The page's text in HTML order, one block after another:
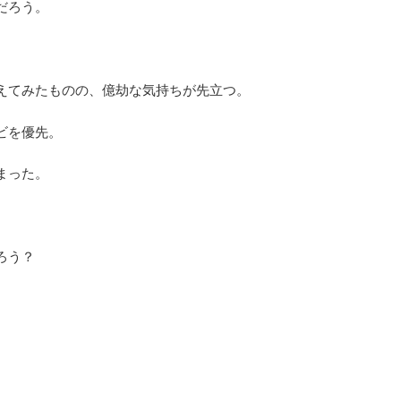
う。
みたものの、億劫な気持ちが先立つ。
優先。
た。
う？